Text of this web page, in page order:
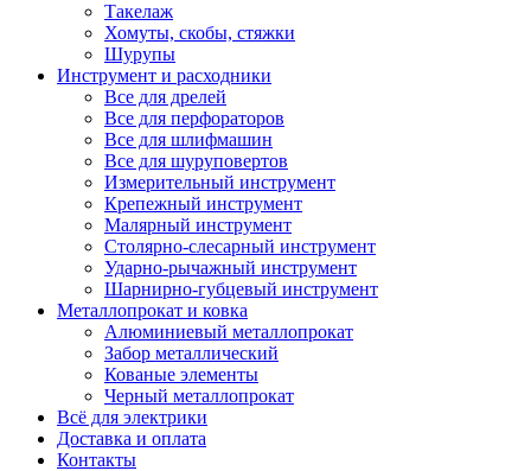
Такелаж
Хомуты, скобы, стяжки
Шурупы
Инструмент и расходники
Все для дрелей
Все для перфораторов
Все для шлифмашин
Все для шуруповертов
Измерительный инструмент
Крепежный инструмент
Малярный инструмент
Столярно-слесарный инструмент
Ударно-рычажный инструмент
Шарнирно-губцевый инструмент
Металлопрокат и ковка
Алюминиевый металлопрокат
Забор металлический
Кованые элементы
Черный металлопрокат
Всё для электрики
Доставка и оплата
Контакты